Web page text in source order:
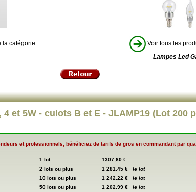
la catégorie
Voir tous les
Lampes Led
4 et 5W - culots B et E - JLAMP19 (Lot 200
et professionnels, bénéficiez de tarifs de gros en commandant par
1 lot
1307,60 €
2 lots ou plus
1 281.45 € le lot
10 lots ou plus
1 242.22 € le lot
50 lots ou plus
1 202.99 € le lot